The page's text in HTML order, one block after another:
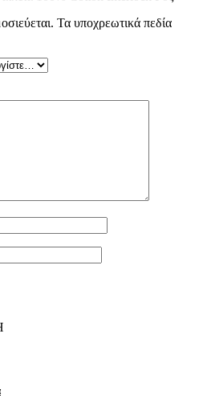
Τα υποχρεωτικά πεδία